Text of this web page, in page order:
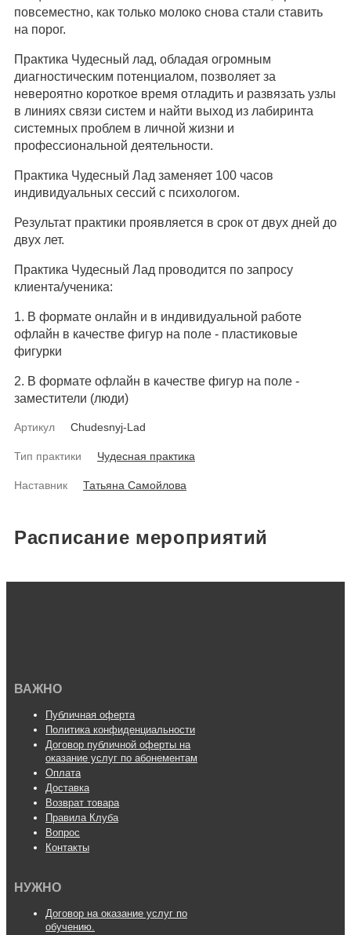
повсеместно, как только молоко снова стали ставить
на порог.
Практика Чудесный лад, обладая огромным
диагностическим потенциалом, позволяет за
невероятно короткое время отладить и развязать узлы
в линиях связи систем и найти выход из лабиринта
системных проблем в личной жизни и
профессиональной деятельности.
Практика Чудесный Лад заменяет 100 часов
индивидуальных сессий с психологом.
Результат практики проявляется в срок от двух дней до
двух лет.
Практика Чудесный Лад проводится по запросу
клиента/ученика:
1. В формате онлайн и в индивидуальной работе
офлайн в качестве фигур на поле - пластиковые
фигурки
2. В формате офлайн в качестве фигур на поле -
заместители (люди)
Артикул Chudesnyj-Lad
Тип практики Чудесная практика
Наставник Татьяна Самойлова
Расписание мероприятий
ВАЖНО
Публичная оферта
Политика конфиденциальности
Договор публичной оферты на
оказание услуг по абонементам
Оплата
Доставка
Возврат товара
Правила Клуба
Вопрос
Контакты
НУЖНО
Договор на оказание услуг по
обучению.